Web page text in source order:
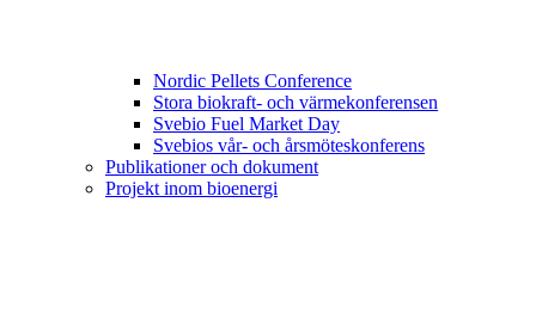
Nordic Pellets Conference
Stora biokraft- och värmekonferensen
Svebio Fuel Market Day
Svebios vår- och årsmöteskonferens
Publikationer och dokument
Projekt inom bioenergi